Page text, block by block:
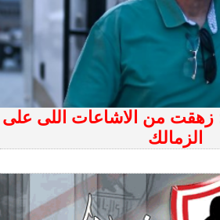
زهقت من الاشاعات اللى على
الزمالك